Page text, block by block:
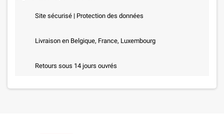
Site sécurisé | Protection des données
Livraison en Belgique, France, Luxembourg
Retours sous 14 jours ouvrés